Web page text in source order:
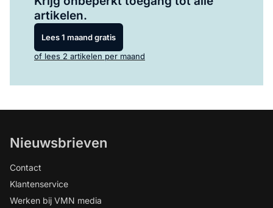
artikelen.
Lees 1 maand gratis
of lees 2 artikelen per maand
Nieuwsbrieven
Contact
Klantenservice
Werken bij VMN media